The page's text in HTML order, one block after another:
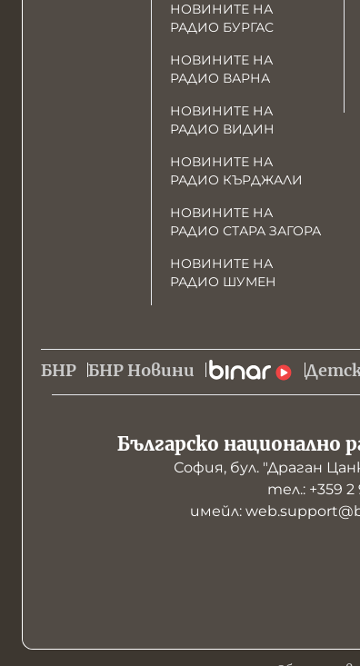
НОВИНИТЕ НА
РАДИО БУРГАС
НОВИНИТЕ НА
РАДИО ВАРНА
НОВИНИТЕ НА
РАДИО ВИДИН
НОВИНИТЕ НА
РАДИО КЪРДЖАЛИ
НОВИНИТЕ НА
РАДИО СТАРА ЗАГОРА
НОВИНИТЕ НА
РАДИО ШУМЕН
БНР БНР Новини
Българско национално
София, бул. "Драган
тел.: +359 2
имейл: